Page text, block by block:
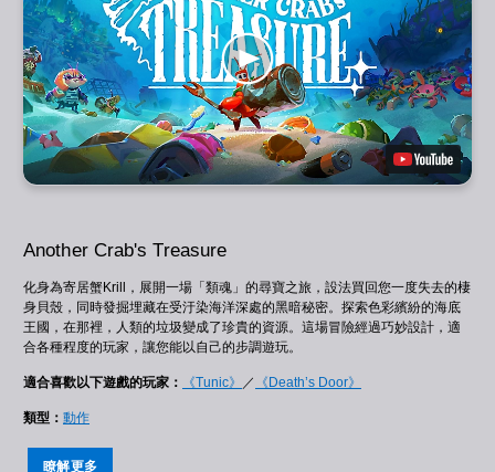
Another Crab's Treasure
化身為寄居蟹Krill，展開一場「類魂」的尋寶之旅，設法買回您一度失去的棲
身貝殼，同時發掘埋藏在受汙染海洋深處的黑暗秘密。探索色彩繽紛的海底
王國，在那裡，人類的垃圾變成了珍貴的資源。這場冒險經過巧妙設計，適
合各種程度的玩家，讓您能以自己的步調遊玩。
適合喜歡以下遊戲的玩家： 《Tunic》 ／ 《Death’s Door》
類型： 動作
瞭解更多